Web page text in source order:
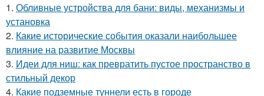
1. Обливные устройства для бани: виды, механизмы и
установка
2. Какие исторические события оказали наибольшее
влияние на развитие Москвы
3. Идеи для ниш: как превратить пустое пространство в
стильный декор
4. Какие подземные туннели есть в городе